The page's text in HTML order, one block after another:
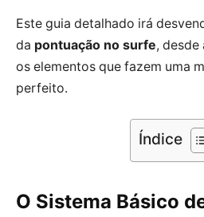
Este guia detalhado irá
da pontuação no surfe, desde
os elementos que fazem uma
perfeito.
Índice
O Sistema Básico